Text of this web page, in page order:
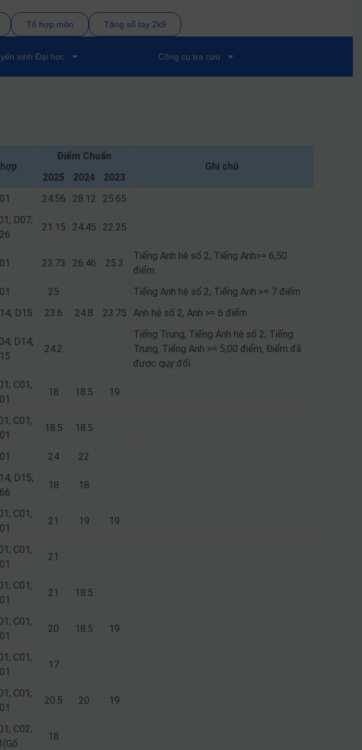
Tổ hợp môn Tặng sổ tay 2k9
sinh Đại học Công cụ tra cứu
Điểm Chuẩn
Ghi chú
2025
2024
2023
24.56 28.12 25.65
D07;
21.15 24.45 22.25
23.73 26.46 25.3
Tiếng Anh hệ số 2, Tiếng Anh>= 6,50
điểm
25
Tiếng Anh hệ số 2, Tiếng Anh >= 7 điểm
D15 23.6 24.8 23.75 Anh hệ số 2, Anh >= 6 điểm
D14;
24.2
Tiếng Trung, Tiếng Anh hệ số 2; Tiếng
Trung, Tiếng Anh >= 5,00 điểm, Điểm đã
được quy đổi
C01;
18 18.5 19
C01;
18.5 18.5
24 22
D15;
18 18
C01;
21 19 19
C01;
21
C01;
21 18.5
C01;
20 18.5 19
C01;
17
C01;
20.5 20 19
C02;
18